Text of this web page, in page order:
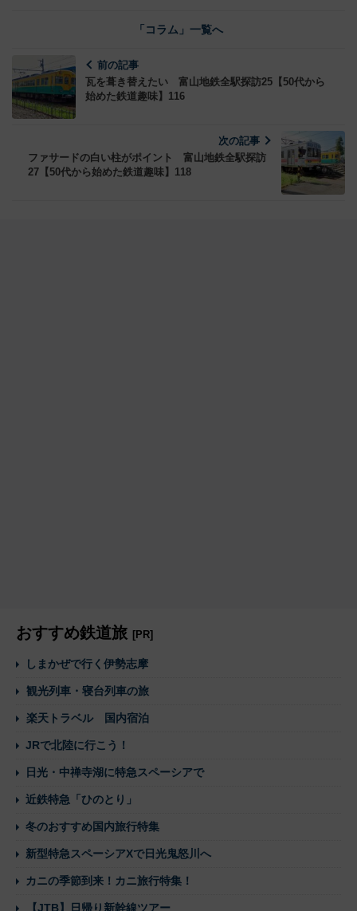
「コラム」一覧へ
前の記事
瓦を葺き替えたい 富山地鉄全駅探訪25【50代から
始めた鉄道趣味】116
次の記事
ファサードの白い柱がポイント 富山地鉄全駅探訪
27【50代から始めた鉄道趣味】118
おすすめ鉄道旅 [PR]
しまかぜで行く伊勢志摩
観光列車・寝台列車の旅
楽天トラベル 国内宿泊
JRで北陸に行こう！
日光・中禅寺湖に特急スペーシアで
近鉄特急「ひのとり」
冬のおすすめ国内旅行特集
新型特急スペーシアXで日光鬼怒川へ
カニの季節到来！カニ旅行特集！
【JTB】日帰り新幹線ツアー